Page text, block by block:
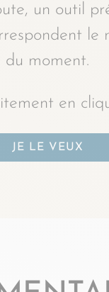
un outil
le
du moment.
en
JE LE VEUX